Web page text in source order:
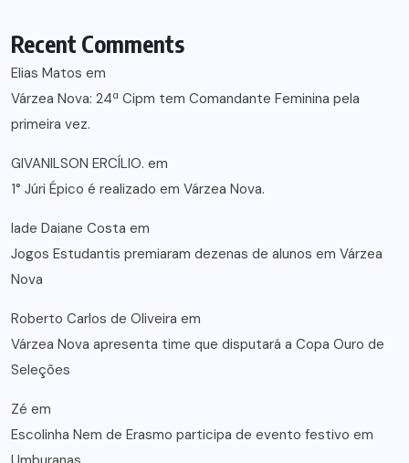
Recent Comments
Elias Matos em
Várzea Nova: 24ª Cipm tem Comandante Feminina pela
primeira vez.
GIVANILSON ERCÍLIO. em
1° Júri Épico é realizado em Várzea Nova.
lade Daiane Costa em
Jogos Estudantis premiaram dezenas de alunos em Várzea
Nova
Roberto Carlos de Oliveira em
Várzea Nova apresenta time que disputará a Copa Ouro de
Seleções
Zé em
Escolinha Nem de Erasmo participa de evento festivo em